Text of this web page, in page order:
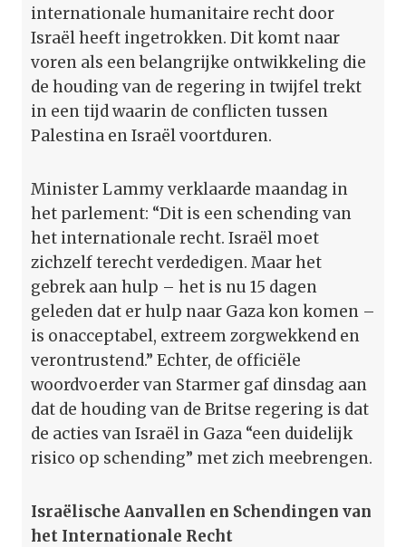
internationale humanitaire recht door
Israël heeft ingetrokken. Dit komt naar
voren als een belangrijke ontwikkeling die
de houding van de regering in twijfel trekt
in een tijd waarin de conflicten tussen
Palestina en Israël voortduren.
Minister Lammy verklaarde maandag in
het parlement: “Dit is een schending van
het internationale recht. Israël moet
zichzelf terecht verdedigen. Maar het
gebrek aan hulp – het is nu 15 dagen
geleden dat er hulp naar Gaza kon komen –
is onacceptabel, extreem zorgwekkend en
verontrustend.” Echter, de officiële
woordvoerder van Starmer gaf dinsdag aan
dat de houding van de Britse regering is dat
de acties van Israël in Gaza “een duidelijk
risico op schending” met zich meebrengen.
Israëlische Aanvallen en Schendingen van
het Internationale Recht